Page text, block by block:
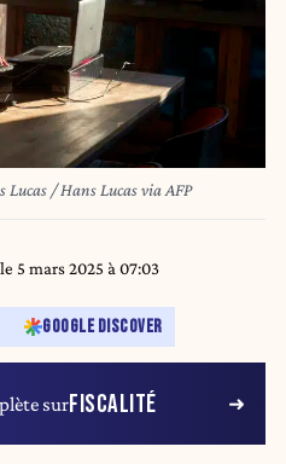
Lucas / Hans Lucas via AFP
5 mars 2025 à 07:03
GOOGLE DISCOVER
surFISCALITÉ